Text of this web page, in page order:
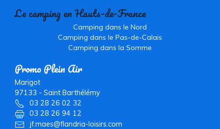
Promo Plein Air
Marigot
97133 - Saint Barthélémy
03 28 26 02 32
03 28 26 94 12
jf.maes@flandria-loisirs.com
Le camping en Hauts-de-France
Camping dans le Nord
Camping dans le Pas-de-Calais
Camping dans la Somme